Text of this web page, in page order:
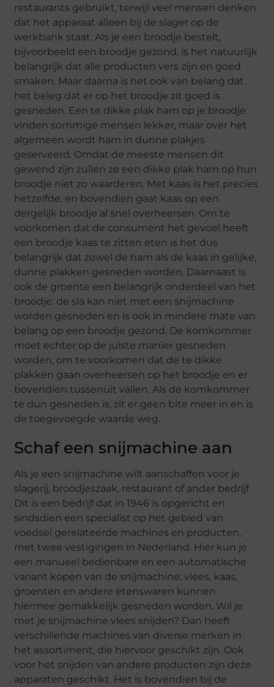
restaurants gebruikt, terwijl veel mensen denken
dat het apparaat alleen bij de slager op de
werkbank staat. Als je een broodje bestelt,
bijvoorbeeld een broodje gezond, is het natuurlijk
belangrijk dat alle producten vers zijn en goed
smaken. Maar daarna is het ook van belang dat
het beleg dat er op het broodje zit goed is
gesneden. Een te dikke plak ham op je broodje
vinden sommige mensen lekker, maar over het
algemeen wordt ham in dunne plakjes
geserveerd. Omdat de meeste mensen dit
gewend zijn zullen ze een dikke plak ham op hun
broodje niet zo waarderen. Met kaas is het precies
hetzelfde, en bovendien gaat kaas op een
dergelijk broodje al snel overheersen. Om te
voorkomen dat de consument het gevoel heeft
een broodje kaas te zitten eten is het dus
belangrijk dat zowel de ham als de kaas in gelijke,
dunne plakken gesneden worden. Daarnaast is
ook de groente een belangrijk onderdeel van het
broodje: de sla kan niet met een snijmachine
worden gesneden en is ook in mindere mate van
belang op een broodje gezond. De komkommer
moet echter op de juiste manier gesneden
worden, om te voorkomen dat de te dikke
plakken gaan overheersen op het broodje en er
bovendien tussenuit vallen. Als de komkommer
te dun gesneden is, zit er geen bite meer in en is
de toegevoegde waarde weg.
Schaf een snijmachine aan
Als je een snijmachine wilt aanschaffen voor je
slagerij, broodjeszaak, restaurant of ander bedrijf.
Dit is een bedrijf dat in 1946 is opgericht en
sindsdien een specialist op het gebied van
voedsel gerelateerde machines en producten,
met twee vestigingen in Nederland. Hier kun je
een manueel bedienbare en een automatische
variant kopen van de snijmachine: vlees, kaas,
groenten en andere etenswaren kunnen
hiermee gemakkelijk gesneden worden. Wil je
met je snijmachine vlees snijden? Dan heeft
verschillende machines van diverse merken in
het assortiment, die hiervoor geschikt zijn. Ook
voor het snijden van andere producten zijn deze
apparaten geschikt. Het is bovendien bij de